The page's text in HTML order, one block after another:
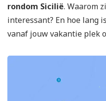
rondom Sicilië. Waarom
interessant? En hoe lang
vanaf jouw vakantie plek